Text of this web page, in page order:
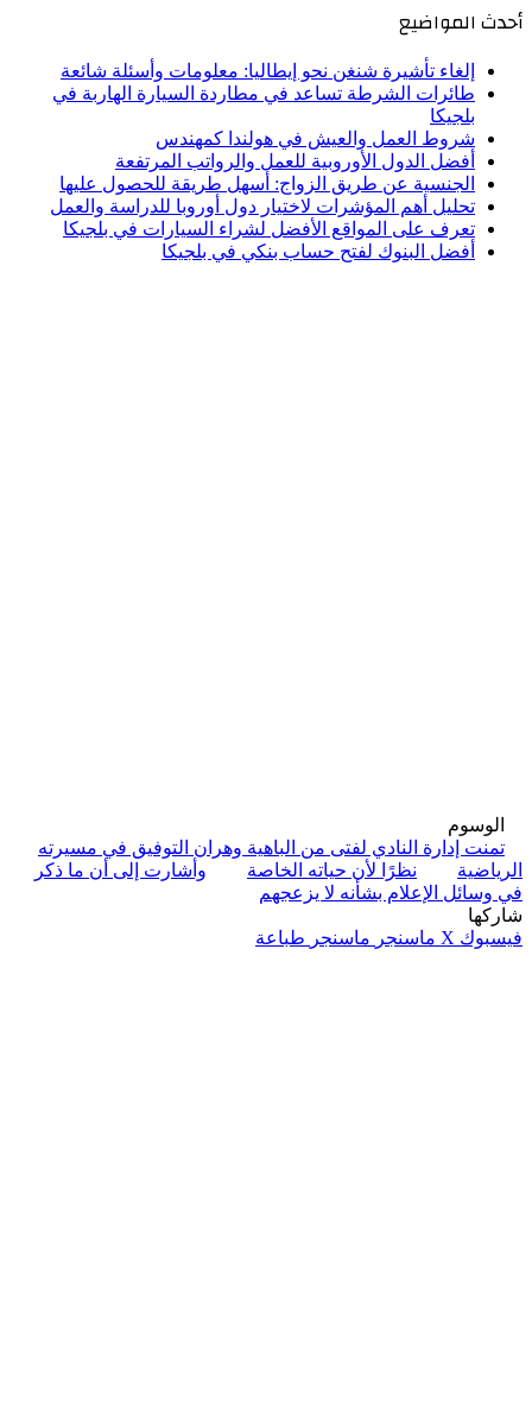
أحدث المواضيع
إلغاء تأشيرة شنغن نحو إيطاليا: معلومات وأسئلة شائعة
طائرات الشرطة تساعد في مطاردة السيارة الهاربة في
بلجيكا
شروط العمل والعيش في هولندا كمهندس
أفضل الدول الأوروبية للعمل والرواتب المرتفعة
الجنسية عن طريق الزواج: أسهل طريقة للحصول عليها
تحليل أهم المؤشرات لاختيار دول أوروبا للدراسة والعمل
تعرف على المواقع الأفضل لشراء السيارات في بلجيكا
أفضل البنوك لفتح حساب بنكي في بلجيكا
الوسوم
تمنت إدارة النادي لفتى من الباهية وهران التوفيق في مسيرته
الرياضية
نظرًا لأن حياته الخاصة
وأشارت إلى أن ما ذكر
في وسائل الإعلام بشأنه لا يزعجهم
شاركها
فيسبوك ‫X ماسنجر ماسنجر طباعة